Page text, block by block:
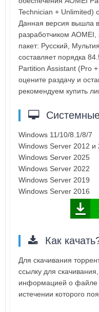
Technician + Unlimited)
Данная версия вышла
разработчиком
пакет: Русский,
составляет порядка
Partition Assistant (Pro
оцените раздачу и
рекомендуем купить
Windows 11/10/8.1/8/7
Windows Server 2012 и
Windows Server 2025
Windows Server 2022
Windows Server 2019
Windows Server 2016
Как
Для скачивания
ссылку для
информацией о файле
истечении которого